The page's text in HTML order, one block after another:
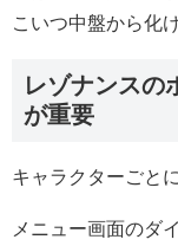
こいつ中盤から化
レゾナンスの
が重要
キャラクターごと
メニュー画面のダ